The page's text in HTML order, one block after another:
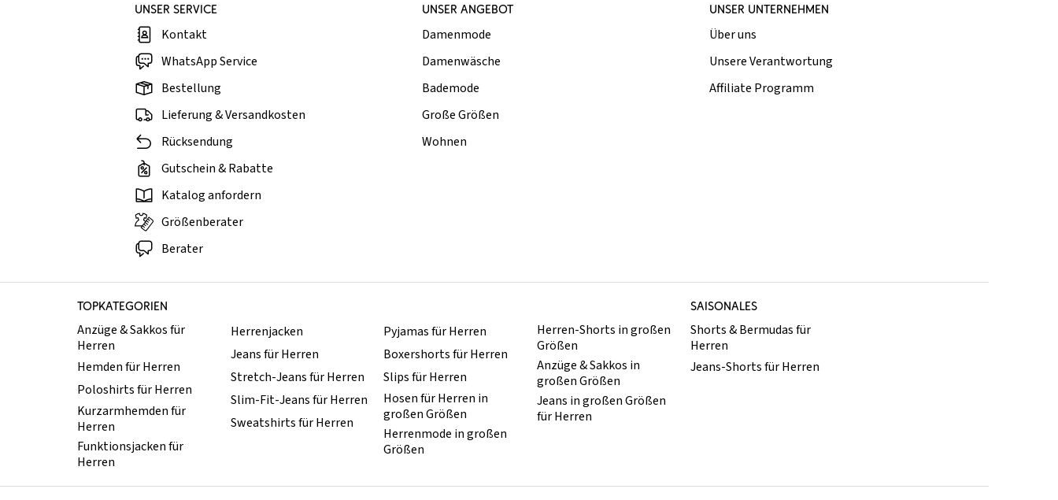
UNSER SERVICE
Kontakt
WhatsApp Service
Bestellung
Lieferung & Versandkosten
Rücksendung
Gutschein & Rabatte
Katalog anfordern
Größenberater
Berater
UNSER ANGEBOT
Damenmode
Damenwäsche
Bademode
Große Größen
Wohnen
UNSER UNTERNEHMEN
Über uns
Unsere Verantwortung
Affiliate Programm
TOPKATEGORIEN SAISONALES
Anzüge & Sakkos für
Herren
Hemden für Herren
Poloshirts für Herren
Kurzarmhemden für
Herren
Funktionsjacken für
Herren
Herrenjacken
Jeans für Herren
Stretch-Jeans für Herren
Slim-Fit-Jeans für Herren
Sweatshirts für Herren
Pyjamas für Herren
Boxershorts für Herren
Slips für Herren
Hosen für Herren in
großen Größen
Herrenmode in großen
Größen
Herren-Shorts in großen
Größen
Anzüge & Sakkos in
großen Größen
Jeans in großen Größen
für Herren
Shorts & Bermudas für
Herren
Jeans-Shorts für Herren